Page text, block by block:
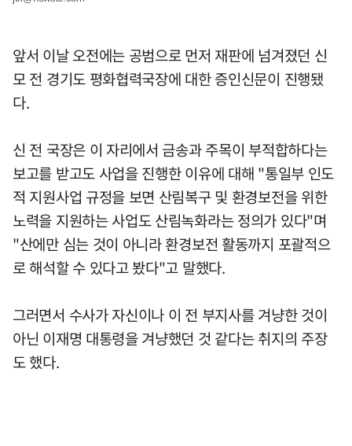
앞서 이날 오전에는 공범으로 먼저 재판에 넘겨졌던 신
모 전 경기도 평화협력국장에 대한 증인신문이 진행됐
다.
신 전 국장은 이 자리에서 금송과 주목이 부적합하다는
보고를 받고도 사업을 진행한 이유에 대해 "통일부 인도
적 지원사업 규정을 보면 산림복구 및 환경보전을 위한
노력을 지원하는 사업도 산림녹화라는 정의가 있다"며
"산에만 심는 것이 아니라 환경보전 활동까지 포괄적으
로 해석할 수 있다고 봤다"고 말했다.
그러면서 수사가 자신이나 이 전 부지사를 겨냥한 것이
아닌 이재명 대통령을 겨냥했던 것 같다는 취지의 주장
도 했다.